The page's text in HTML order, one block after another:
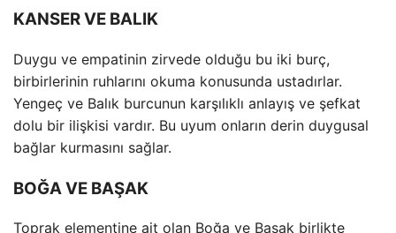
KANSER VE BALIK
Duygu ve empatinin zirvede olduğu bu iki burç,
birbirlerinin ruhlarını okuma konusunda ustadırlar.
Yengeç ve Balık burcunun karşılıklı anlayış ve şefkat
dolu bir ilişkisi vardır. Bu uyum onların derin duygusal
bağlar kurmasını sağlar.
BOĞA VE BAŞAK
Toprak elementine ait olan Boğa ve Başak birlikte